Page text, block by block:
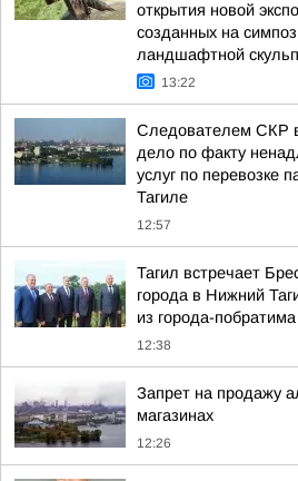
открытия новой
созданных на
ландшафтной
13:22
Следователем СКР
дело по факту
услуг по перевозке
Тагиле
12:57
Тагил встречает
города в Нижний
из города-
12:38
Запрет на продажу
магазинах
12:26